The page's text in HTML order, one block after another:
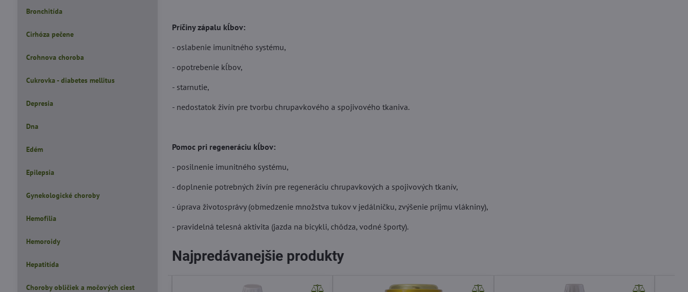
Príčiny zápalu kĺbov:
- oslabenie imunitného systému,
- opotrebenie kĺbov,
- starnutie,
- nedostatok živín pre tvorbu chrupavkového a spojivového tkaniva.
Pomoc pri regeneráciu kĺbov:
- posilnenie imunitného systému,
- doplnenie potrebných živín pre regeneráciu chrupavkových a spojivových tkanív,
- úprava životosprávy (obmedzenie množstva tukov v jedálničku, zvýšenie príjmu vlákniny),
- pravidelná telesná aktivita (jazda na bicykli, chôdza, vodné športy).
Najpredávanejšie produkty
Bronchitída
Cirhóza pečene
Crohnova choroba
Cukrovka - diabetes mellitus
Depresia
Dna
Edém
Epilepsia
Gynekologické choroby
Hemofília
Hemoroidy
Hepatitída
Choroby obličiek a močových ciest